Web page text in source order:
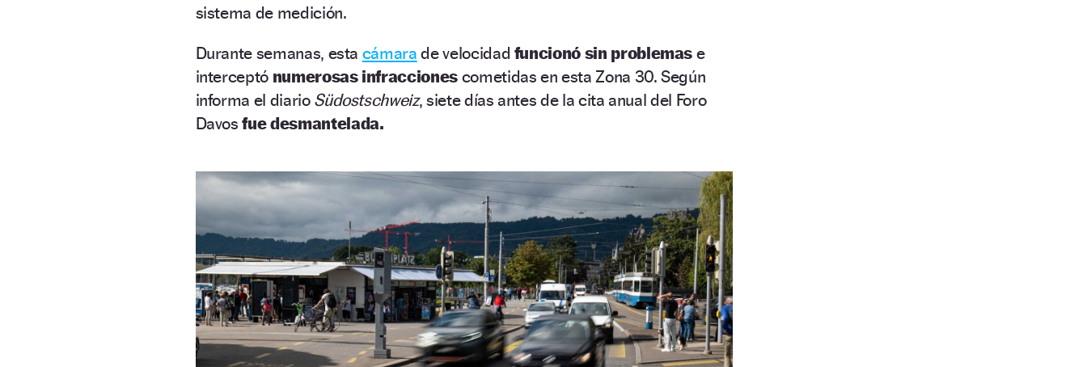
sistema de medición.
Durante semanas, esta cámara de velocidad funcionó sin problemas e
interceptó numerosas infraccionescometidas en esta Zona 30. Según
informa el diario Südostschweiz, siete días antes de la cita anual del Foro
Davos fue desmantelada.